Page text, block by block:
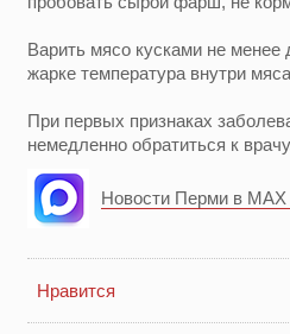
Варить мясо кусками не
жарке температура внутри
При первых признаках
немедленно обратиться к
Новости Перми в
Нравится